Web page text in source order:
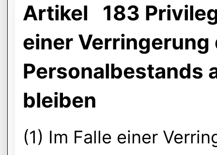
Artikel 183
einer
Personalbestands
bleiben
(1) Im Falle einer